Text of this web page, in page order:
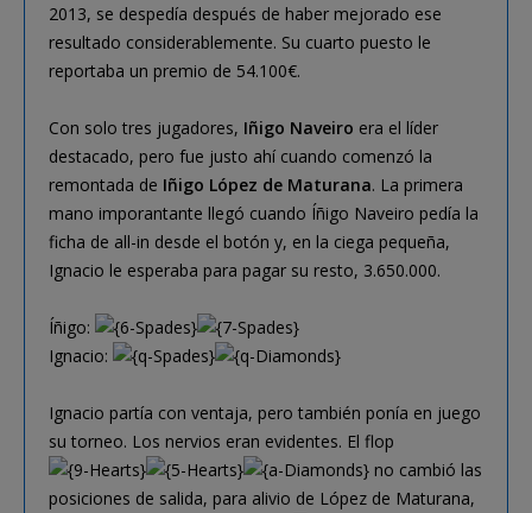
2013, se despedía después de haber mejorado ese
resultado considerablemente. Su cuarto puesto le
reportaba un premio de 54.100€.
Con solo tres jugadores, Iñigo Naveiro era el líder
destacado, pero fue justo ahí cuando comenzó la
remontada de Iñigo López de Maturana. La primera
mano imporantante llegó cuando Íñigo Naveiro pedía la
ficha de all-in desde el botón y, en la ciega pequeña,
Ignacio le esperaba para pagar su resto, 3.650.000.
Íñigo:
Ignacio:
Ignacio partía con ventaja, pero también ponía en juego
su torneo. Los nervios eran evidentes. El flop
no cambió las
posiciones de salida, para alivio de López de Maturana,